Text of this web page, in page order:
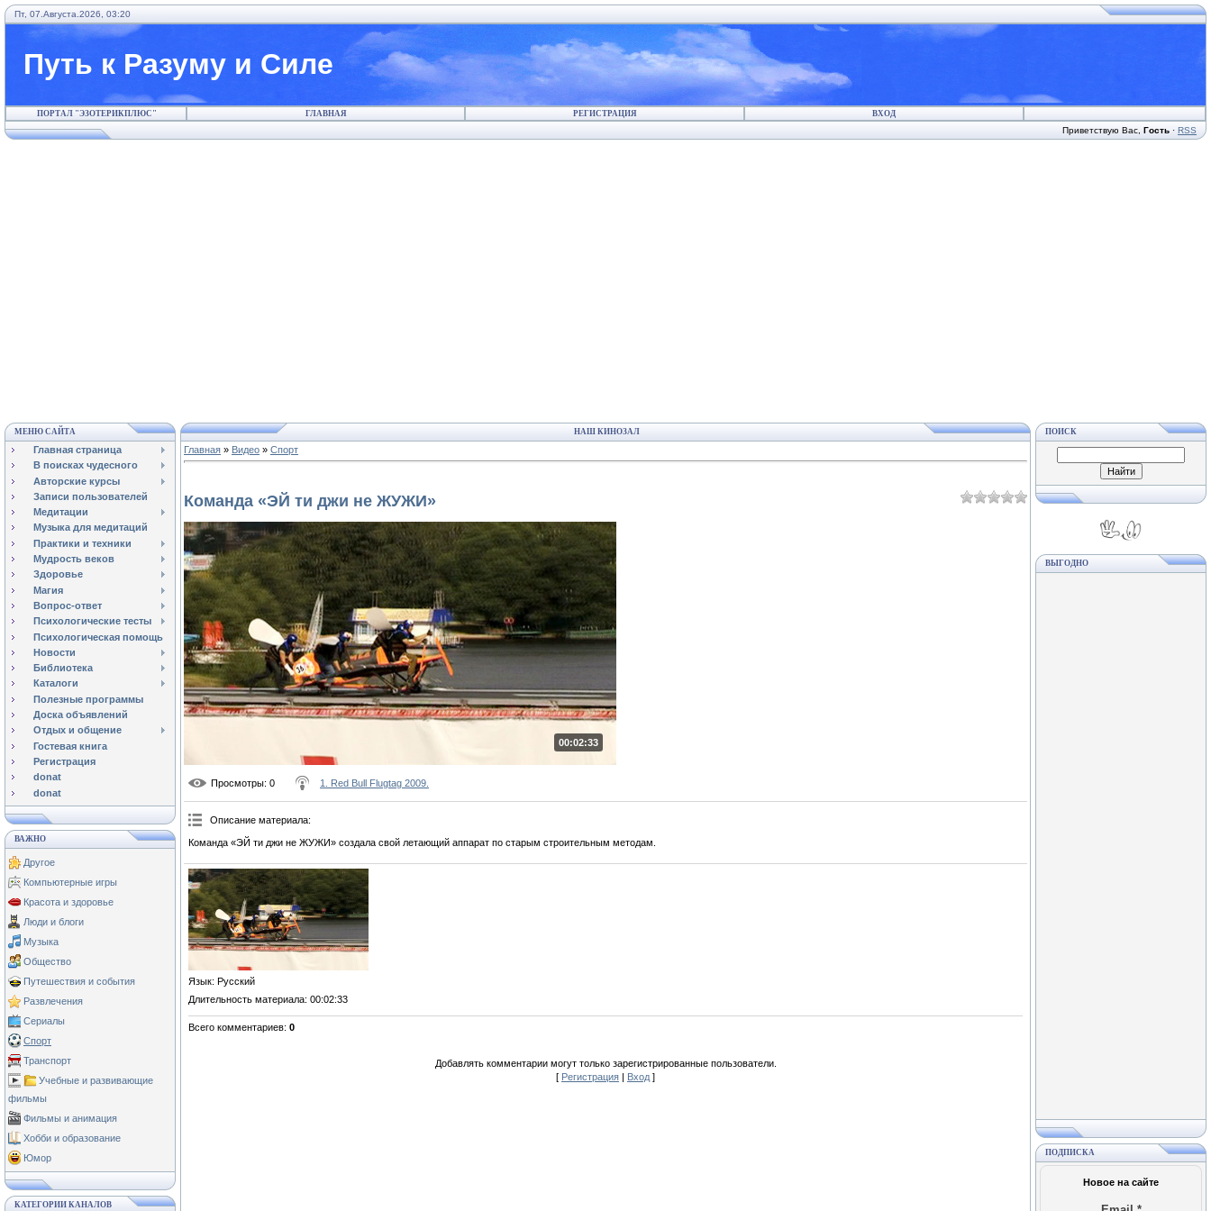
Пт, 07.Августа.2026, 03:20
Путь к Разуму и Силе
ПОРТАЛ "ЭЗОТЕРИКПЛЮС" ГЛАВНАЯ РЕГИСТРАЦИЯ ВХОД
Приветствую Вас Гость · RSS
МЕНЮ САЙТА
Главная страница
В поисках чудесного
Авторские курсы
Записи пользователей
Медитации
Музыка для медитаций
Практики и техники
Мудрость веков
Здоровье
Магия
Вопрос-ответ
Психологические тесты
Психологическая помощь
Новости
Библиотека
Каталоги
Полезные программы
Доска объявлений
Отдых и общение
Гостевая книга
Регистрация
donat
donat
ВАЖНО
Другое
Компьютерные игры
Красота и здоровье
Люди и блоги
Музыка
Общество
Путешествия и события
Развлечения
Сериалы
Спорт
Транспорт
Учебные и развивающие
фильмы
Фильмы и анимация
Хобби и образование
Юмор
КАТЕГОРИИ КАНАЛОВ
НАШ КИНОЗАЛ
Главная » Видео » Спорт
Команда «ЭЙ ти джи не ЖУЖИ»
00:02:33
Просмотры: 0 1. Red Bull Flugtag 2009.
Описание материала:
Команда «ЭЙ ти джи не ЖУЖИ» создала свой летающий аппарат по старым строительным методам.
Язык: Русский
Длительность материала: 00:02:33
Всего комментариев: 0
Добавлять комментарии могут только зарегистрированные пользователи.
[ Регистрация | Вход ]
ПОИСК
ВЫГОДНО
ПОДПИСКА
Новое на сайте